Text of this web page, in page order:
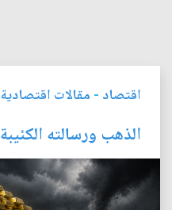
اقتصاد - مقالات اقتصادية
الذهب ورسالته الكئيبة